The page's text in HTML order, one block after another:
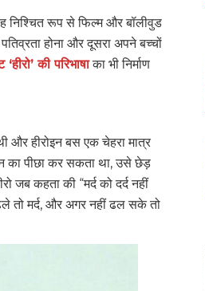
निश्चित रूप से फिल्म और बॉलीवुड
होना और दूसरा अपने बच्चों
की परिभाषाका भी निर्माण
और हीरोइन बस एक चेहरा मात्र
का पीछा कर सकता था, उसे छेड़
कहता की “मर्द को दर्द नहीं
तो मर्द, और अगर नहीं ढल सके तो